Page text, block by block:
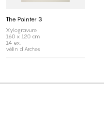
The Painter 3
Xylogravure
160 x 120 cm
14 ex.
vélin d'Arches